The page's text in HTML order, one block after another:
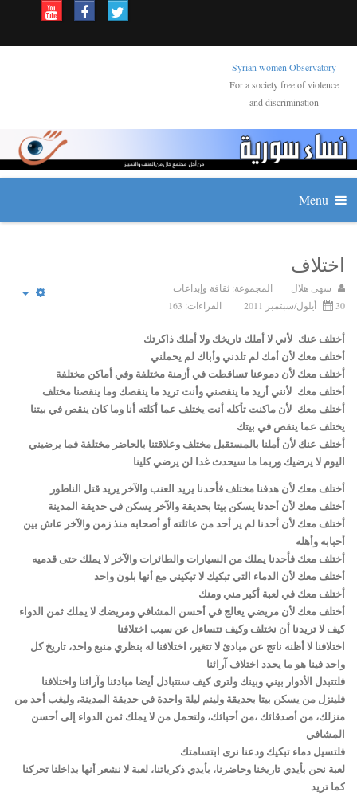
Syrian women Observatory
For a society free of violence
and discrimination
اختلاف
سهى هلال المجموعة: ثقافة وإبداعات
30 أيلول/سبتمبر 2011
القراءات: 163
أختلف عنك لأني لا أملك تاريخك ولا أملك ذاكرتك
أختلف معك لأن أمك لم تلدني وأباك لم يحملني
أختلف معك لأن دموعنا تساقطت في أزمنة مختلفة وفي أماكن مختلفة
أختلف معك لأنني أريد ما ينقصني وأنت تريد ما ينقصك وما ينقصنا مختلف
أختلف معك لأن ماكنت تأكله أنت يختلف عما أكلته أنا وما كان ينقص في بيتنا
يختلف عما ينقص في بيتك
أختلف عنك لأن أملنا بالمستقبل مختلف وعلاقتنا بالحاضر مختلفة فما يرضيني
اليوم لا يرضيك وربما ما سيحدث غدا لن يرضي كلينا
أختلف معك لأن هدفنا مختلف فأحدنا يريد العنب والآخر يريد قتل الناطور
أختلف معك لأن أحدنا يسكن بيتا بحديقة والآخر يسكن في حديقة المدينة
أختلف معك لأن أحدنا لم ير أحد من عائلته أو أصحابه منذ زمن والآخر عاش بين
أحبابه وأهله
أختلف معك فأحدنا يملك من السيارات والطائرات والآخر لا يملك حتى قدميه
أختلف معك لأن الدماء التي تبكيك لا تبكيني مع أنها بلون واحد
أختلف معك في لعبة أكبر مني ومنك
أختلف معك لأن مريضي يعالج في أحسن المشافي ومريضك لا يملك ثمن الدواء
كيف لا تريدنا أن نختلف وكيف تتساءل عن سبب اختلافنا
اختلافنا لا أظنه ناتج عن مبادئ لا تتغير، اختلافنا له بنظري منبع واحد، تاريخ كل
واحد فينا هو ما يحدد اختلاف آرائنا
فلتتبدل الأدوار بيني وبينك ولترى كيف سنتبادل أيضا مبادئنا وآرائنا واختلافنا
فلينزل من يسكن بيتا بحديقة ولينم ليلة واحدة في حديقة المدينة، وليغب أحد من
منزلك، من أصدقائك ،من أحبائك، ولتحمل من لا يملك ثمن الدواء إلى أحسن
المشافي
فلتسيل دماء تبكيك ودعنا نرى ابتسامتك
لعبة نحن بأيدي تاريخنا وحاضرنا، بأيدي ذكرياتنا، لعبة لا نشعر أنها بداخلنا تحركنا
كما تريد